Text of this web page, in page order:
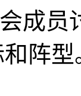
成员
阵型